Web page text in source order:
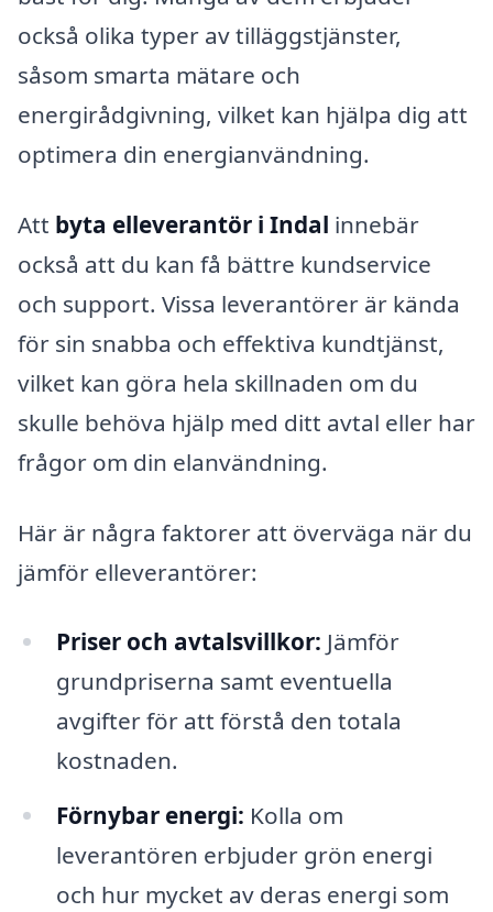
också olika typer av tilläggstjänster,
såsom smarta mätare och
energirådgivning, vilket kan hjälpa dig att
optimera din energianvändning.
Att byta elleverantör i Indal innebär
också att du kan få bättre kundservice
och support. Vissa leverantörer är kända
för sin snabba och effektiva kundtjänst,
vilket kan göra hela skillnaden om du
skulle behöva hjälp med ditt avtal eller har
frågor om din elanvändning.
Här är några faktorer att överväga när du
jämför elleverantörer:
Priser och avtalsvillkor: Jämför
grundpriserna samt eventuella
avgifter för att förstå den totala
kostnaden.
Förnybar energi: Kolla om
leverantören erbjuder grön energi
och hur mycket av deras energi som